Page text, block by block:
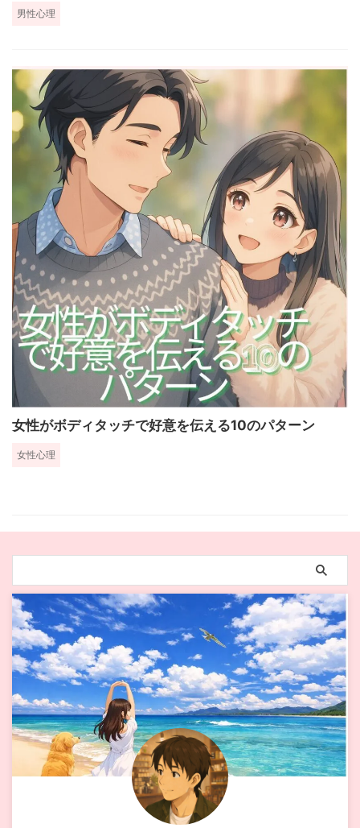
男性心理
女性がボディタッチで好意を伝える10のパターン
女性心理